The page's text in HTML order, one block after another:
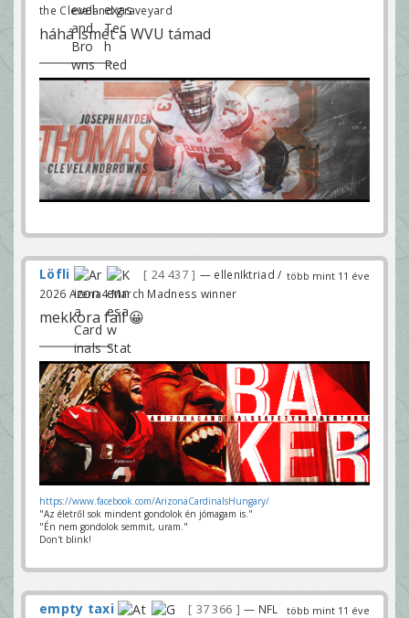
the Cleveland graveyard
háhá ismét a WVU támad
több mint 11 éve
Löfli 24 437
— ellenIktriad /
2026 Arena4 March Madness winner
mekkora fail 😀
https://www.facebook.com/ArizonaCardinalsHungary/
"Az életről sok mindent gondolok én jómagam is."
"Én nem gondolok semmit, uram."
Don't blink!
több mint 11 éve
empty taxi 37 366
— NFL